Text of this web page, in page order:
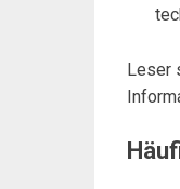
Leser